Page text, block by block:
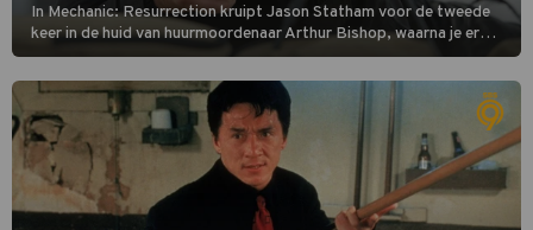
In Mechanic: Resurrection kruipt Jason Statham voor de tweede
keer in de huid van huurmoordenaar Arthur Bishop, waarna je er
donder op kunt zeggen dat er van Bishops geplande pensioen niet
veel terechtkomt.